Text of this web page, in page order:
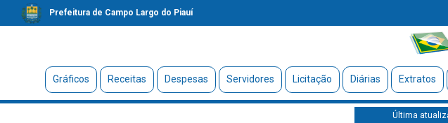
Prefeitura de Campo Largo do Piauí
Gráficos Receitas Despesas Servidores Licitação Diárias Extratos
Última